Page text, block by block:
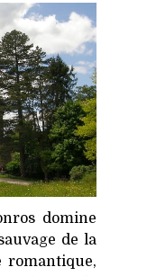
domine
de la
romantique,